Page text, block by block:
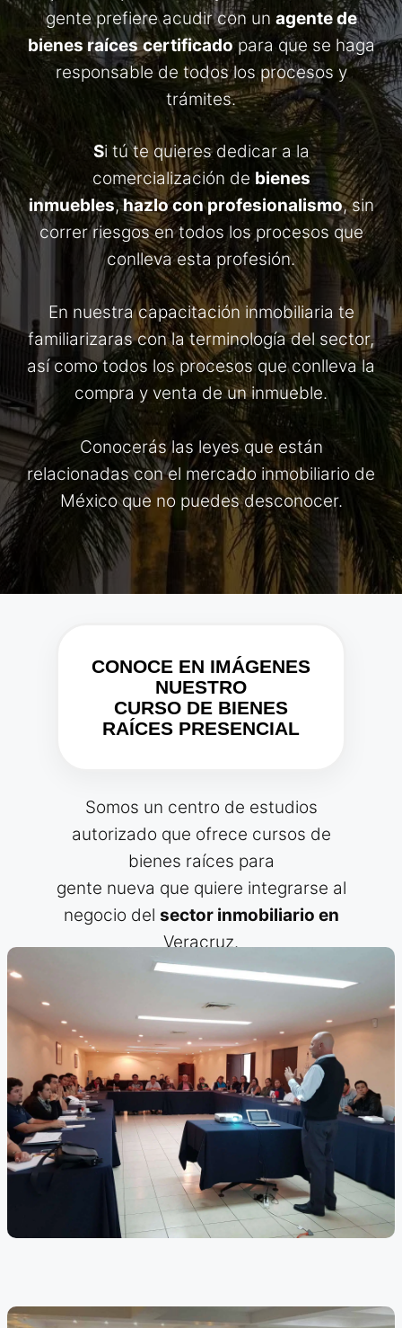
gente prefiere acudir con un agente de
bienes raíces certificadopara que se haga
responsable de todos los procesos y
trámites.
Si tú te quieres dedicar a la
comercialización de bienes
inmuebles,hazlo con profesionalismo, sin
correr riesgos en todos los procesos que
conlleva esta profesión.
En nuestra capacitación inmobiliaria te
familiarizaras con la terminología del sector,
así como todos los procesos que conlleva la
compra y venta de un inmueble.
Conocerás las leyes que están
relacionadas con el mercado inmobiliario de
México que no puedes desconocer.
CONOCE EN IMÁGENES
NUESTRO
CURSO DE BIENES
RAÍCES PRESENCIAL
Somos un centro de estudios
autorizado que ofrece cursos de
bienes raíces para
gente nueva que quiere integrarse al
negocio del sector inmobiliario en
Veracruz.